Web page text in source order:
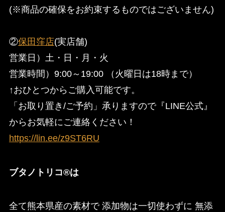
(※商品の確保をお約束するものではございません)
②保田窪店(実店舗)
営業日）土・日・月・火
営業時間）9:00～19:00 （火曜日は18時まで）
↑おひとつからご購入可能です。
「お取り置き/ご予約」承りますので『LINE公式』
からお気軽にご連絡ください！
https://lin.ee/z9ST6RU
ブタノトリコ®︎は
全て熊本県産の素材で 添加物は一切使わずに 無添